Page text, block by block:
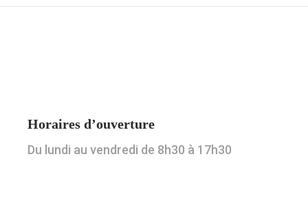
Horaires d’ouverture
Du lundi au vendredi de 8h30 à 17h30